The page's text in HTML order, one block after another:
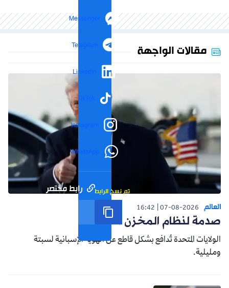
Messenger
Telegram
LinkedIn
TikTok
Instagram
WhatsApp
رابط مختصر تم نسخ الرابط
مقالات الواجهة
العالم 07-08-2026
16:42
صدمة لنظام المخزن التوسعي
الولايات المتحدة تُدافع بشكل قاطع عن الهوية الإسبانية لسبتة
ومليلية.